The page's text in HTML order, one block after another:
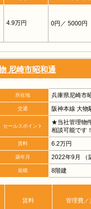
4.9万円 0円 ／ 5000円
尼崎市昭和通
所在地 兵庫県尼崎市
交通 阪神本線 大物
セールスポイント
★当社管理物
相談可能です
賃料 6.2万円
築年月 2022年9月 （
規模 8階建
賃料 管理費／